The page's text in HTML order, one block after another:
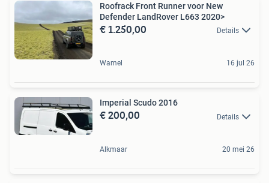
Roofrack Front Runner voor New
Defender LandRover L663 2020>
€ 1.250,00 Details
Wamel 16 jul 26
Imperial Scudo 2016
€ 200,00 Details
Alkmaar 20 mei 26